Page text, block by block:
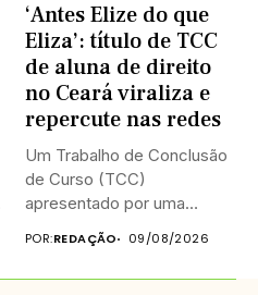
‘Antes Elize do que
Eliza’: título de TCC
de aluna de direito
no Ceará viraliza e
repercute nas redes
Um Trabalho de Conclusão
de Curso (TCC)
apresentado por uma
estudante de...
POR:REDAÇÃO 09/08/2026